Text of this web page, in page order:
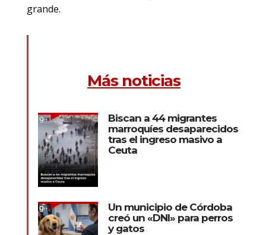
grande.
Más noticias
Biscan a 44 migrantes
marroquíes desaparecidos
tras el ingreso masivo a
Ceuta
Un municipio de Córdoba
creó un «DNI» para perros
y gatos